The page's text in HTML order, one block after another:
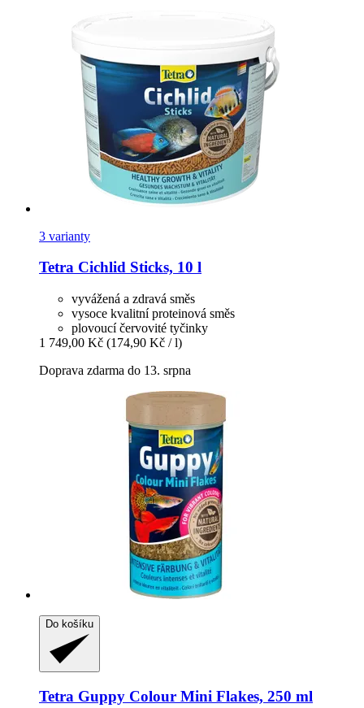
3 varianty
Tetra Cichlid Sticks, 10 l
vyvážená a zdravá směs
vysoce kvalitní proteinová směs
plovoucí červovité tyčinky
1 749,00 Kč (174,90 Kč / l)
Doprava zdarma do 13. srpna
Do košíku
Tetra Guppy Colour Mini Flakes, 250 ml